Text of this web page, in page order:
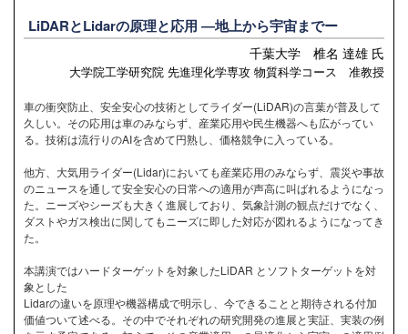
LiDARとLidarの原理と応用 ―地上から宇宙までー
千葉大学 椎名 達雄 氏
大学院工学研究院 先進理化学専攻 物質科学コース 准教授
車の衝突防止、安全安心の技術としてライダー(LiDAR)の言葉が普及して
久しい。その応用は車のみならず、産業応用や民生機器へも広がってい
る。技術は流行りのAIを含めて円熟し、価格競争に入っている。
他方、大気用ライダー(Lidar)においても産業応用のみならず、震災や事故
のニュースを通して安全安心の日常への適用が声高に叫ばれるようになっ
た。ニーズやシーズも大きく進展しており、気象計測の観点だけでなく、
ダストやガス検出に関してもニーズに即した対応が図れるようになってき
た。
本講演ではハードターゲットを対象したLiDAR とソフトターゲットを対
象とした
Lidarの違いを原理や機器構成で明示し、今できることと期待される付加
価値ついて述べる。その中でそれぞれの研究開発の進展と実証、実装の例